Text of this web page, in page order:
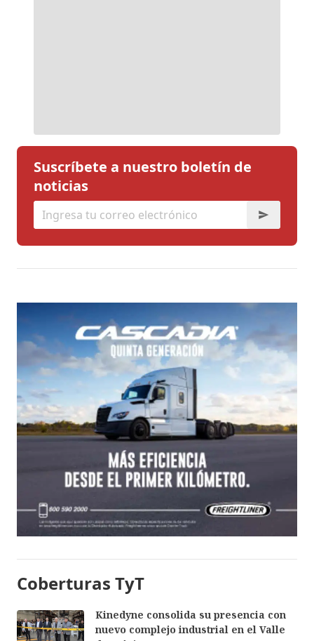
Suscríbete a nuestro boletín de
noticias
Coberturas TyT
Kinedyne consolida su presencia con
nuevo complejo industrial en el Valle